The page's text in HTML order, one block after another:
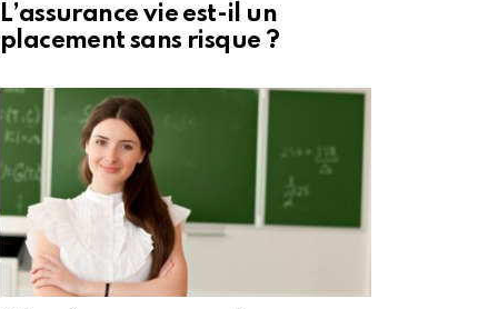
L’assurance vie est-il un
placement sans risque ?